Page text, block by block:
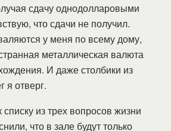
сдачу однодолларовыми
что сдачи не получил.
у меня по всему дому,
металлическая валюта
И даже столбики из
я отверг.
из трех вопросов жизни
что в зале будут только